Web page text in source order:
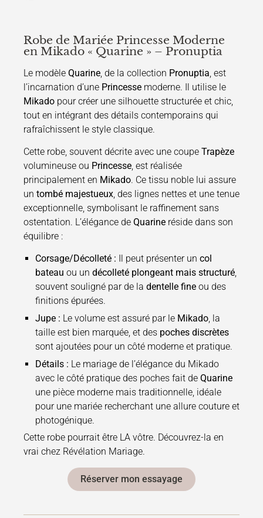
Robe de Mariée Princesse Moderne
en Mikado « Quarine » – Pronuptia
Le modèle Quarine , de la collection Pronuptia , est
l’incarnation d’une Princesse moderne. Il utilise le
Mikado pour créer une silhouette structurée et chic,
tout en intégrant des détails contemporains qui
rafraîchissent le style classique.
Cette robe, souvent décrite avec une coupe Trapèze
volumineuse ou Princesse, est réalisée
principalement en Mikado. Ce tissu noble lui assure
un tombé majestueux, des lignes nettes et une tenue
exceptionnelle, symbolisant le raffinement sans
ostentation. L’élégance de Quarine réside dans son
équilibre :
Corsage/Décolleté : Il peut présenter un col
bateau ou un décolleté plongeant mais structuré,
souvent souligné par de la dentelle fine ou des
finitions épurées.
Jupe : Le volume est assuré par le Mikado, la
taille est bien marquée, et des poches discrètes
sont ajoutées pour un côté moderne et pratique.
Détails : Le mariage de l’élégance du Mikado
avec le côté pratique des poches fait de Quarine
une pièce moderne mais traditionnelle, idéale
pour une mariée recherchant une allure couture et
photogénique.
Cette robe pourrait être LA vôtre. Découvrez-la en
vrai chez Révélation Mariage.
Réserver mon essayage